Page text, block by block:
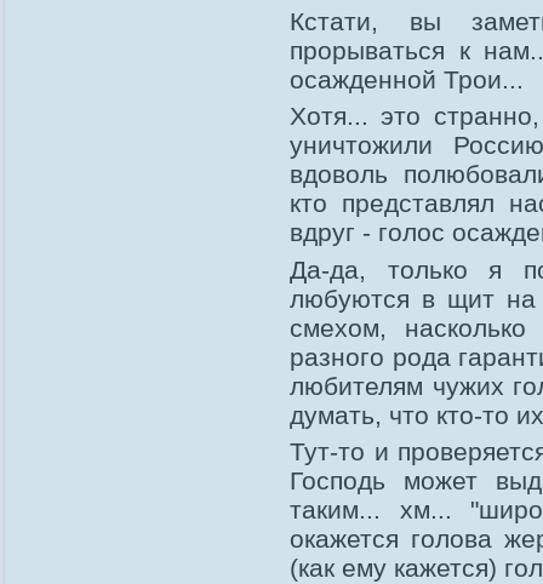
Кстати, вы
прорываться к
осажденной Трои...
Хотя... это
уничтожили
вдоволь
кто представлял
вдруг - голос
Да-да, только я
любуются в щит на
смехом,
разного рода
любителям чужих
думать, что кто-то
Тут-то и
Господь может
таким... хм...
окажется голова
(как ему кажется)